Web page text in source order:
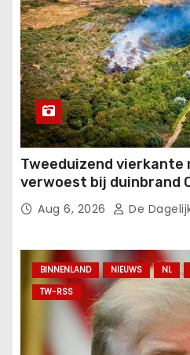
Tweeduizend
verwoest bij duinbrand
Aug 6, 2026 De
BINNENLAND NIEUWS NL
TW-RSS